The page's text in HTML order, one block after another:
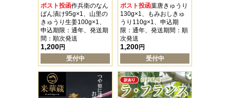
ポスト投函作兵衛のなん
ばん漬け95g×1、山里の
きゅうり生姜100g×1、
申込期限：通年、発送期
間：順次発送
1,200円
受付中
ポスト投函葉唐きゅうり
130g×1、もみおしきゅ
うり110g×1、申込期
限：通年、発送期間：順
次発送
1,200円
受付中